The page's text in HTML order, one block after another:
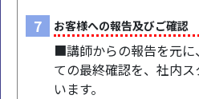
7 お客様への報告及びご確認
■講師からの報告を元に
ての最終確認を、社内
います。